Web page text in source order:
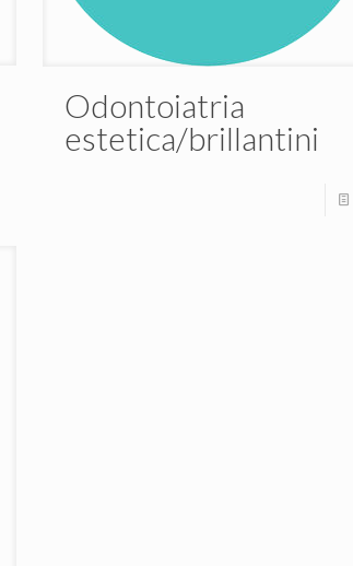
Odontoiatria
estetica/brillantini